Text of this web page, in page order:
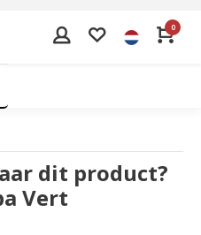
0
dit product?
Vert